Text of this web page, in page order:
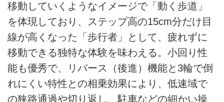
移動していくようなイメージで「動く歩道」
を体現しており、ステップ高の15cm分だけ目
線が高くなった「歩行者」として、疲れずに
移動できる独特な体験を味わえる。小回り性
能も優秀で、リバース（後進）機能と3輪で倒
れにくい特性との相乗効果により、低速域で
の狭路通過や切り返し、駐車などの細かい操